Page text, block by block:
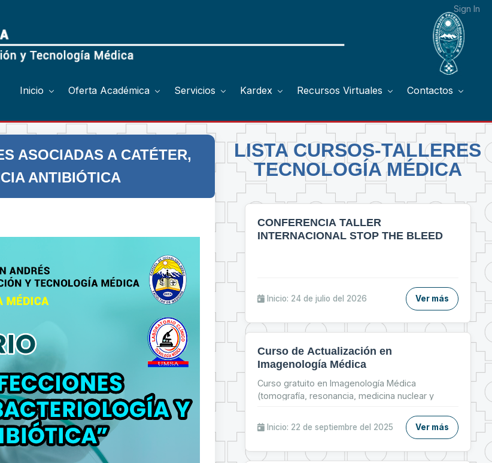
Sign In
Inicio Oferta Académica Servicios Kardex Recursos Virtuales Contactos
ASOCIADAS A CATÉTER,
ANTIBIÓTICA
LISTA CURSOS-TALLERES
TECNOLOGÍA MÉDICA
CONFERENCIA TALLER
INTERNACIONAL STOP THE BLEED
Inicio: 24 de julio del 2026 Ver más
Curso de Actualización en
Imagenología Médica
Curso gratuito en Imagenología Médica
(tomografía, resonancia, medicina nuclear y
modalidad online.
Inicio: 22 de septiembre del 2025 Ver más